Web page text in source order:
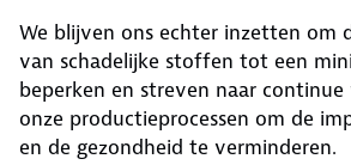
We blijven ons echter inzetten om
van schadelijke stoffen tot een
beperken en streven naar
onze productieprocessen om de
en de gezondheid te verminderen.